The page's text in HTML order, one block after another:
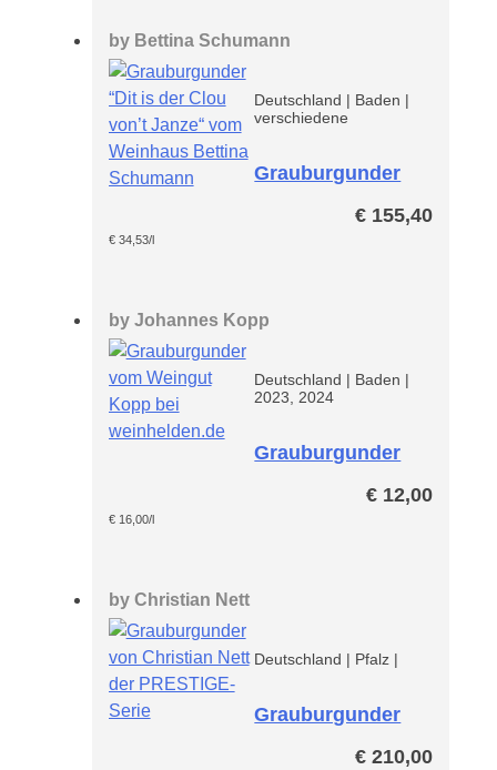
by Bettina Schumann
Deutschland | Baden |
verschiedene
Grauburgunder
von’t Janze
€ 155,40
€34,53/l
by Johannes Kopp
Deutschland | Baden |
2023, 2024
Grauburgunder
€ 12,00
€16,00/l
by Christian Nett
Deutschland | Pfalz |
Grauburgunder
€ 210,00